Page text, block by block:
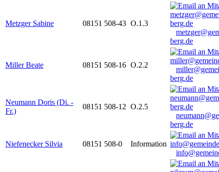
Metzger Sabine 08151 508-43 O.1.3
berg.de
Miller Beate 08151 508-16 O.2.2
berg.de
Neumann Doris (Di. -
Fr.)
08151 508-12 O.2.5
berg.de
Niefenecker Silvia 08151 508-0
Information